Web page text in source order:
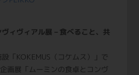
ィヴィアル展－食べること、共
「KOKEMUS（コケムス）」で
画展「ムーミンの食卓とコンヴ